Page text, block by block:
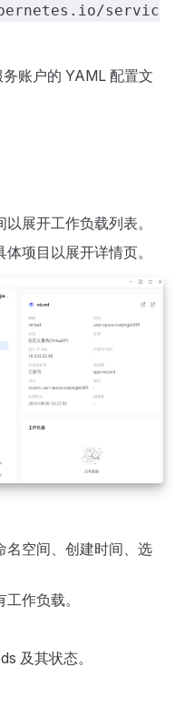
servic
账户的 YAML 配置文
展开工作负载列表。
体项目以展开详情页。
名空间、创建时间、选
作负载。
及其状态。